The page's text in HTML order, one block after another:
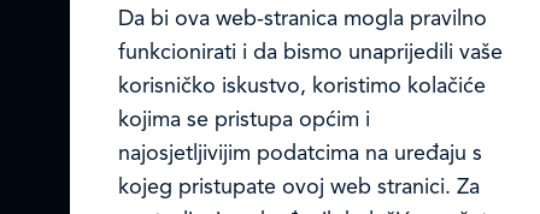
Obavijest o Privatnosti i Kolačići
Privacy notice and Cookies
Da bi ova web-stranica mogla pravilno
funkcionirati i da bismo unaprijedili vaše
korisničko iskustvo, koristimo kolačiće
kojima se pristupa općim i
najosjetljivijim podatcima na uređaju s
kojeg pristupate ovoj web stranici. Za
IZABERITE KOLAČIĆE NA STRANICI
Omogućite ili onemogućite web-